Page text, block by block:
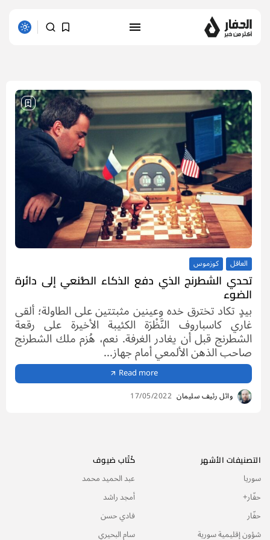
العاقل كوزموس
تحدي الشطرنج الذي دفع الذكاء الصُّنعي إلى دائرة
الضوء
بيدٍ تكاد تخترق خده وعينين مثبتتين على الطاولة؛ ألقى
غاري كاسباروف النَّظْرَة الكئيبة الأخيرة على رقعة
الشطرنج قبل أن يغادر الغرفة. نعم، هُزم ملك الشطرنج
صاحب الذهن الألمعي أمام جهاز...
Read more
وائل رئيف سليمان 17/05/2022
التصنيفات الأشهر
سوريا
حفّار+
حفّار
شؤون إقليمية سورية
كُتّاب ضيوف
عبد الحميد محمد
أمجد راشد
فادي حسن
سام البحيري